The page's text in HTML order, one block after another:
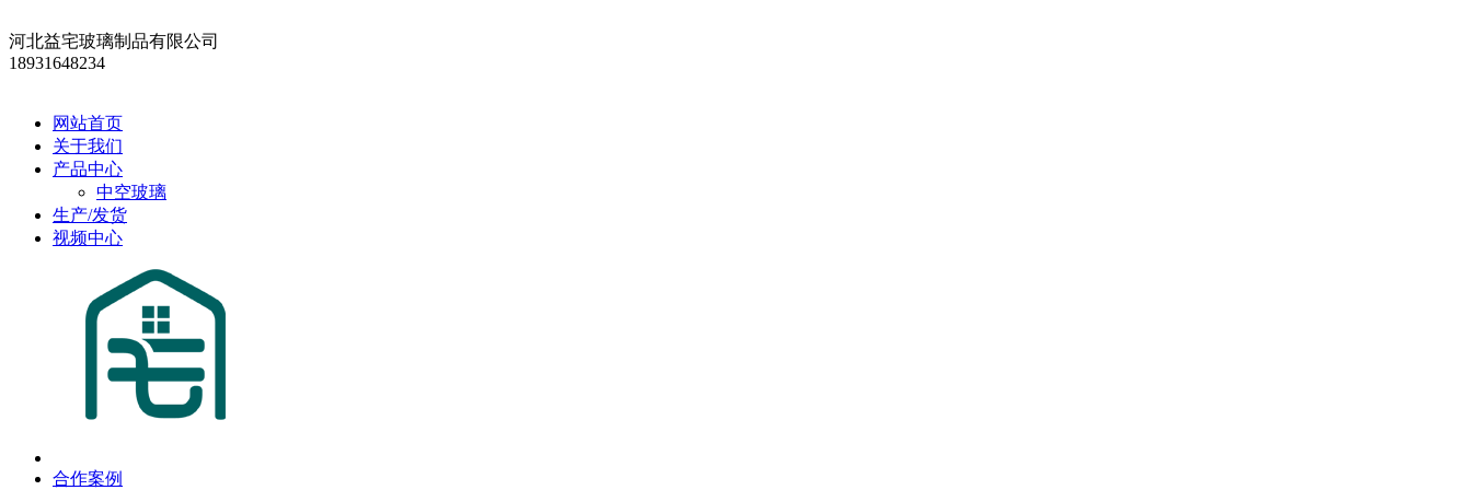
河北益宅玻璃制品有限公司
18931648234
网站首页
关于我们
产品中心
中空玻璃
生产/发货
视频中心
合作案例